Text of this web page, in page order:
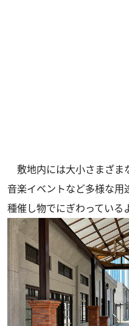
敷地内には大小さまざま
音楽イベントなど多様な用
種催し物でにぎわっている